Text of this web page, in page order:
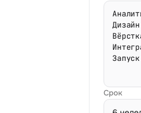
Срок